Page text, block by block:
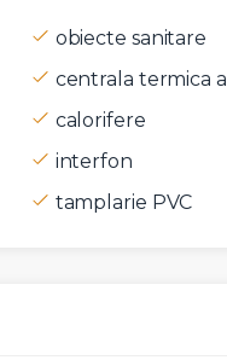
obiecte sanitare
centrala termica
calorifere
interfon
tamplarie PVC
Sunt de acord cu